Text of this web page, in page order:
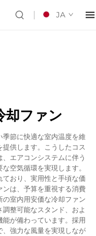
JA
却ファン
節に快適な室内温度を維
供します。こうしたコス
エアコンシステムに伴う
空気循環を実現します。
おり、実用性と手頃な価
は、予算を重視する消費
室内用安価な冷却ファン
整可能なスタンド、およ
が備わっています。採用
、強力な風量を実現しなが